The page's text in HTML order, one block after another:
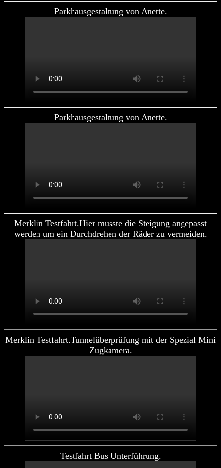
Parkhausgestaltung von Anette.
Parkhausgestaltung von Anette.
Merklin Testfahrt.Hier musste die Steigung angepasst
werden um ein Durchdrehen der Räder zu vermeiden.
Merklin Testfahrt.Tunnelüberprüfung mit der Spezial Mini
Zugkamera.
Testfahrt Bus Unterführung.